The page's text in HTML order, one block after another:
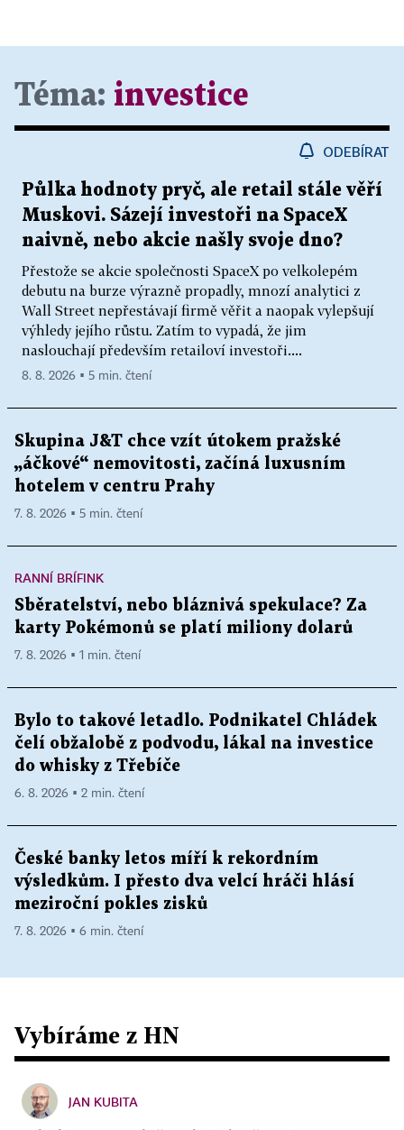
Téma: investice
ODEBÍRAT
Půlka hodnoty pryč, ale retail stále věří
Muskovi. Sázejí investoři na SpaceX
naivně, nebo akcie našly svoje dno?
Přestože se akcie společnosti SpaceX po velkolepém
debutu na burze výrazně propadly, mnozí analytici z
Wall Street nepřestávají firmě věřit a naopak vylepšují
výhledy jejího růstu. Zatím to vypadá, že jim
naslouchají především retailoví investoři....
8. 8. 2026 ▪ 5 min. čtení
Skupina J&T chce vzít útokem pražské
„áčkové“ nemovitosti, začíná luxusním
hotelem v centru Prahy
7. 8. 2026 ▪ 5 min. čtení
RANNÍ BRÍFINK
Sběratelství, nebo bláznivá spekulace? Za
karty Pokémonů se platí miliony dolarů
7. 8. 2026 ▪ 1 min. čtení
Bylo to takové letadlo. Podnikatel Chládek
čelí obžalobě z podvodu, lákal na investice
do whisky z Třebíče
6. 8. 2026 ▪ 2 min. čtení
České banky letos míří k rekordním
výsledkům. I přesto dva velcí hráči hlásí
meziroční pokles zisků
7. 8. 2026 ▪ 6 min. čtení
Vybíráme z HN
JAN KUBITA